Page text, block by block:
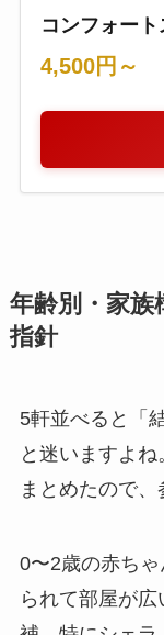
コンフォー
4,500円～
年齢別・家
指針
5軒並べると「
と迷いますよ
まとめたので、
0〜2歳の赤ち
られて部屋が